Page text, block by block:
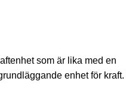
som är lika med en
enhet för kraft.